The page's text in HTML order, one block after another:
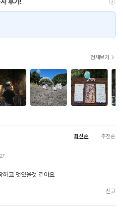
전체보기
최신순 추천순
하고 멋있을것 같아요
신고